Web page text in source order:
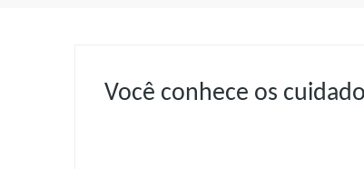
Você conhece os